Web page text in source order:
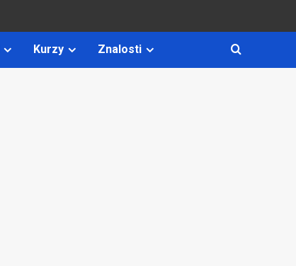
Kurzy Znalosti